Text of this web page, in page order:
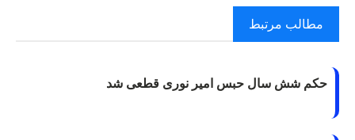
مطالب مرتبط
حکم شش سال حبس امیر نوری قطعی شد